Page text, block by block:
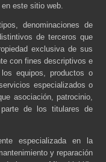
este sitio web.
denominaciones de
de terceros que
exclusiva de sus
con fines descriptivos e
equipos, productos o
especializados o
asociación, patrocinio,
de los titulares de
especializada en la
y reparación